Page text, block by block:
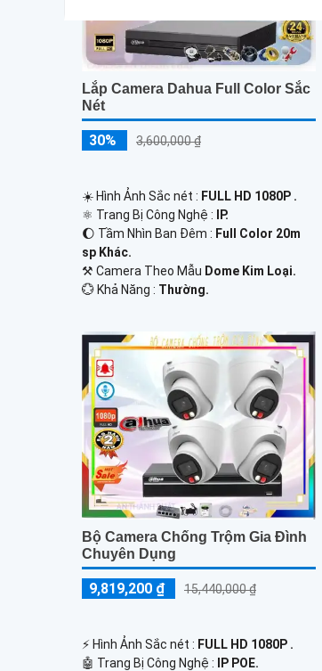
Lắp Camera Dahua Full Color Sắc
Nét
30% 3,600,000 ₫
☀️ Hình Ảnh Sắc nét : FULL HD 1080P .
⚛️ Trang Bị Công Nghệ :
IP.
🌔 Tầm Nhìn Ban Đêm : Full Color 20m
sp Khác.
⚒ Camera Theo Mẫu Dome Kim Loại.
️💮 Khả Năng : Thường.
Bộ Camera Chống Trộm Gia Đình
Chuyên Dụng
9,819,200 ₫ 15,440,000 ₫
️⚡ Hình Ảnh Sắc nét : FULL HD 1080P .
🤖️ Trang Bị Công Nghệ :
IP POE.